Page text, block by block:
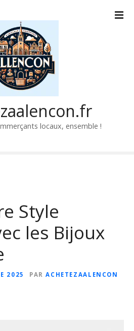
locaux, ensemble !
Style
les Bijoux
2025 PAR ACHETEZAALENCON